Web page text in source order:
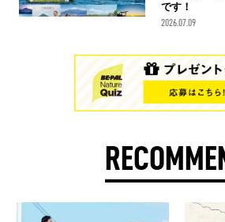
です！
2026.07.09